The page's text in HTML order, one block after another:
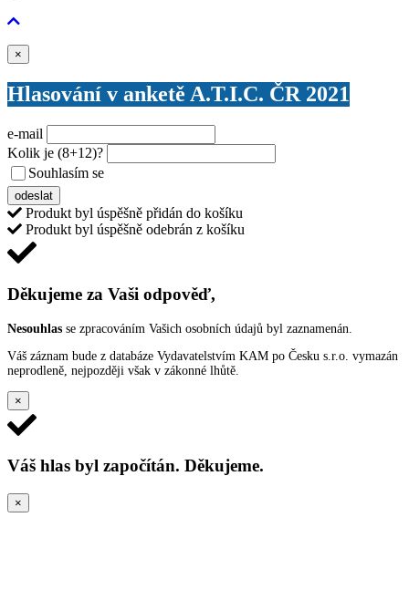
×
Hlasování v anketě A.T.I.C. ČR 2021
e-mail
Kolik je (8+12)?
Souhlasím se
odeslat
Produkt byl úspěšně přidán do košíku
Produkt byl úspěšně odebrán z košíku
Děkujeme za Vaši odpověď,
Nesouhlas se zpracováním Vašich osobních údajů byl zaznamenán.
Váš záznam bude z databáze Vydavatelstvím KAM po Česku s.r.o. vymazán
neprodleně, nejpozději však v zákonné lhůtě.
×
Váš hlas byl započítán. Děkujeme.
×